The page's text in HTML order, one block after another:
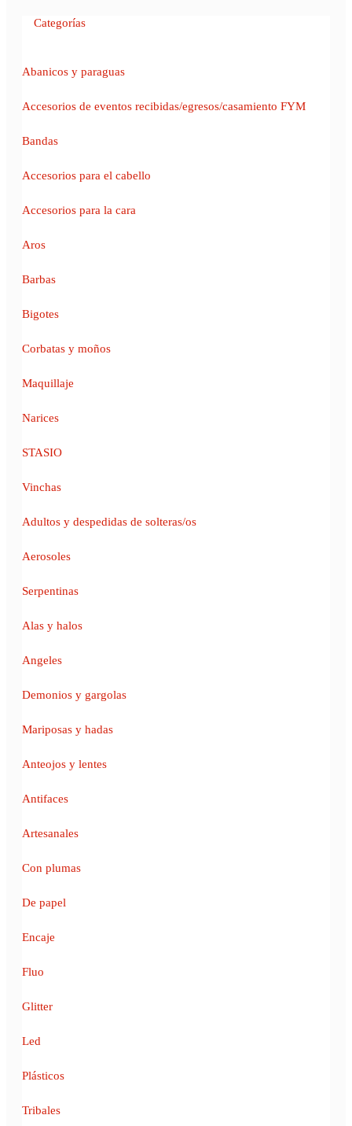
Categorías
Abanicos y paraguas
Accesorios de eventos recibidas/egresos/casamiento FYM
Bandas
Accesorios para el cabello
Accesorios para la cara
Aros
Barbas
Bigotes
Corbatas y moños
Maquillaje
Narices
STASIO
Vinchas
Adultos y despedidas de solteras/os
Aerosoles
Serpentinas
Alas y halos
Angeles
Demonios y gargolas
Mariposas y hadas
Anteojos y lentes
Antifaces
Artesanales
Con plumas
De papel
Encaje
Fluo
Glitter
Led
Plásticos
Tribales